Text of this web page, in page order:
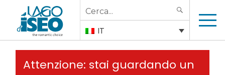
Search
for:
IT
Attenzione: stai guardando un